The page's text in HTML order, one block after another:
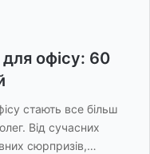
для офісу: 60
стають все більш
Від сучасних
сюрпризів,…